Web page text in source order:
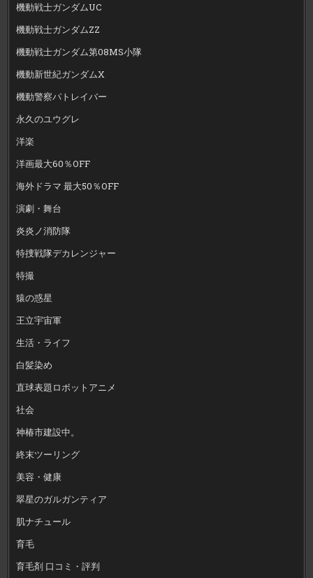
機動戦士ガンダムUC
機動戦士ガンダムZZ
機動戦士ガンダム第08MS小隊
機動新世紀ガンダムX
機動警察パトレイバー
永久のユウグレ
洋楽
洋画最大60％OFF
海外ドラマ 最大50％OFF
演劇・舞台
炎炎ノ消防隊
特捜戦隊デカレンジャー
特撮
猿の惑星
王立宇宙軍
生活・ライフ
白髪染め
直球表題ロボットアニメ
社会
神椿市建設中。
終末ツーリング
美容・健康
翠星のガルガンティア
肌ナチュール
育毛
育毛剤 口コミ・評判